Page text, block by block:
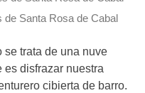
Santa Rosa de Cabal
se trata de una nuve
disfrazar nuestra
cibierta de barro.